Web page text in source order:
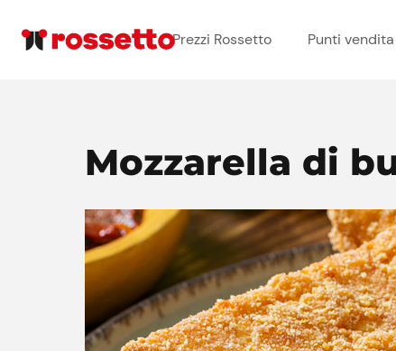
Prezzi Rossetto Punti vendita
Mozzarella di